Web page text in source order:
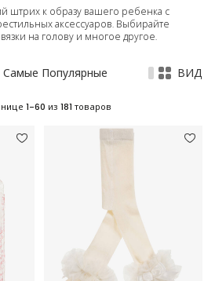
штрих к образу вашего ребенка с
аксессуаров. Выбирайте
на голову и многое другое.
Самые Популярные ВИД
1-60 из 181 товаров